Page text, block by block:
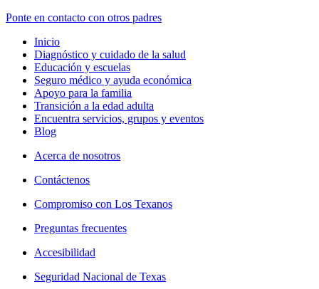
Ponte en contacto con otros padres
Inicio
Diagnóstico y cuidado de la salud
Educación y escuelas
Seguro médico y ayuda económica
Apoyo para la familia
Transición a la edad adulta
Encuentra servicios, grupos y eventos
Blog
Acerca de nosotros
Contáctenos
Compromiso con Los Texanos
Preguntas frecuentes
Accesibilidad
Seguridad Nacional de Texas